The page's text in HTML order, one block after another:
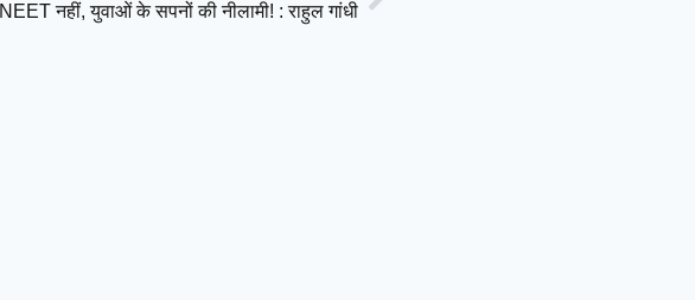
NEET नहीं, युवाओं के सपनों की नीलामी! : राहुल गांधी